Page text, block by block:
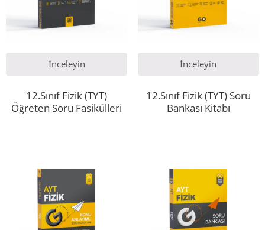
İnceleyin
12.Sınıf Fizik (TYT)
Öğreten Soru Fasikülleri
İnceleyin
12.Sınıf Fizik (TYT) Soru
Bankası Kitabı